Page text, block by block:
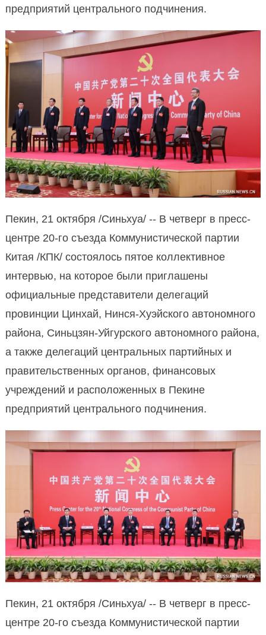
предприятий центрального подчинения.
Пекин, 21 октября /Синьхуа/ -- В четверг в пресс-
центре 20-го съезда Коммунистической партии
Китая /КПК/ состоялось пятое коллективное
интервью, на которое были приглашены
официальные представители делегаций
провинции Цинхай, Нинся-Хуэйского автономного
района, Синьцзян-Уйгурского автономного района,
а также делегаций центральных партийных и
правительственных органов, финансовых
учреждений и расположенных в Пекине
предприятий центрального подчинения.
Пекин, 21 октября /Синьхуа/ -- В четверг в пресс-
центре 20-го съезда Коммунистической партии